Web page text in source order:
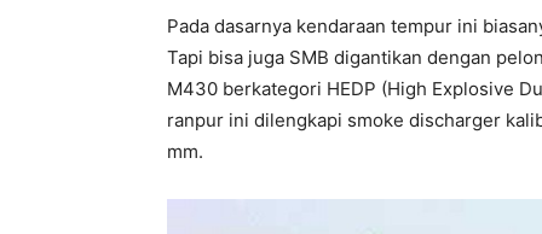
Pada dasarnya kendaraan tempur ini
Tapi bisa juga SMB digantikan dengan
M430 berkategori HEDP (High Explosive
ranpur ini dilengkapi smoke discharger
mm.